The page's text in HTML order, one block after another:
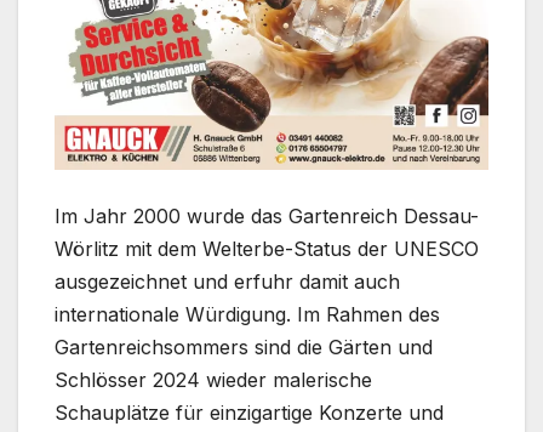
Im Jahr 2000 wurde das Gartenreich Dessau-
Wörlitz mit dem Welterbe-Status der UNESCO
ausgezeichnet und erfuhr damit auch
internationale Würdigung. Im Rahmen des
Gartenreichsommers sind die Gärten und
Schlösser 2024 wieder malerische
Schauplätze für einzigartige Konzerte und